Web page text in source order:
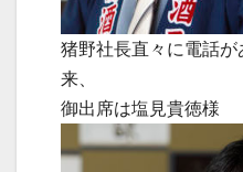
猪野社長直々に電話が
来、
御出席は塩見貴徳様